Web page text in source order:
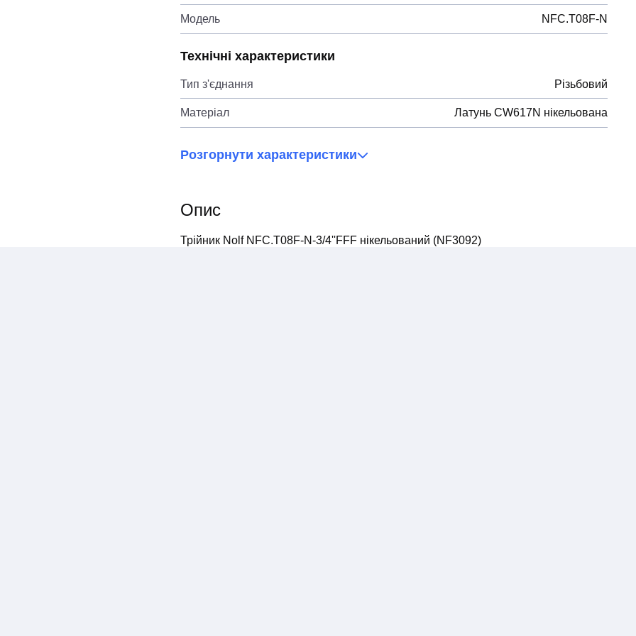
Модель NFC.T08F-N
Технічні характеристики
Тип з'єднання Різьбовий
Матеріал Латунь CW617N нікельована
Розгорнути характеристики
Опис
Трійник Nolf NFC.T08F-N-3/4''FFF нікельований (NF3092)